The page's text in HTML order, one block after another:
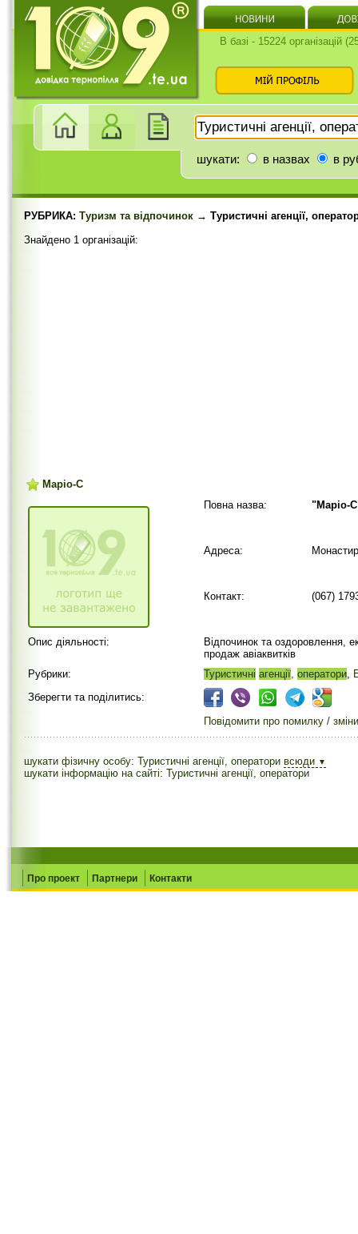
В базі - 15224 організацій
шукати: в назвах в
РУБРИКА: Туризм та відпочинок → Туристичні агенції,
Знайдено 1 організацій:
Маріо-С
Повна назва:
"Маріо-
Адреса:
Контакт: (067)
Опис діяльності:
Відпочинок та оздоровлення,
продаж авіаквитків
Рубрики:
Туристичні агенції, оператори,
Зберегти та поділитись:
Повідомити про помилку / зміни
шукати фізичну особу: Туристичні агенції, оператори всюди ▼
шукати інформацію на сайті: Туристичні агенції, оператори
Про проект Партнери Контакти